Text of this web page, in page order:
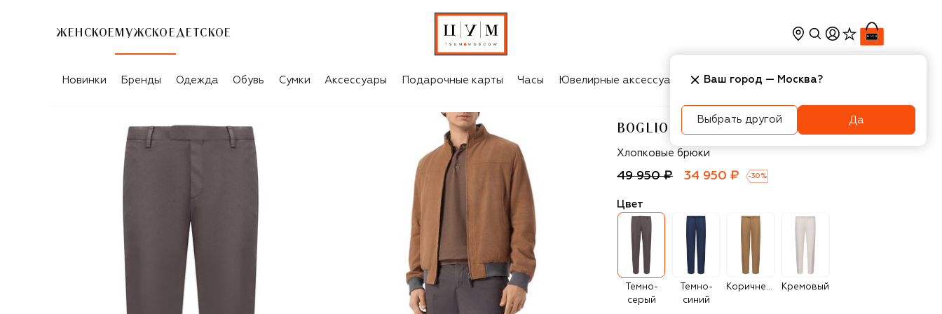
ЖЕНСКОЕ МУЖСКОЕ ДЕТСКОЕ
Новинки Бренды Одежда Обувь Сумки Аксессуары Подарочные карты Часы Ювелирные аксессуары Косметика Интерьер
BOGLIOLI
Boglioli
Хлопковые брюки
49 950 ₽ 34 950 ₽ -30 %
Цвет
Темно-
серый
Темно-
синий
Коричневый Кремовый
Ваш город — Москва?
Выбрать другой Да